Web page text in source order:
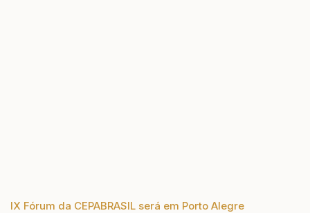
IX Fórum da CEPABRASIL será em Porto Alegre